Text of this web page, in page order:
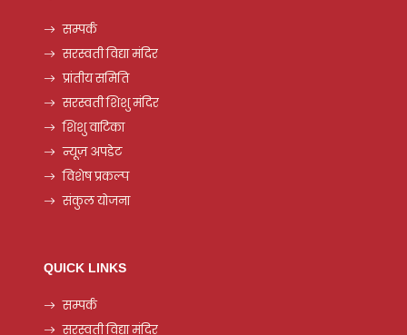
सम्पर्क
सरस्वती विद्या मंदिर
प्रांतीय समिति
सरस्वती शिशु मंदिर
शिशु वाटिका
न्यूज़ अपडेट
विशेष प्रकल्प
संकुल योजना
QUICK LINKS
सम्पर्क
सरस्वती विद्या मंदिर